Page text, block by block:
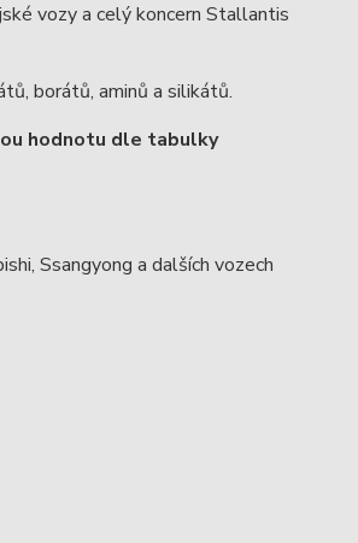
vozy a celý koncern Stallantis
borátů, aminů a silikátů.
hodnotu dle tabulky
Ssangyong a dalších vozech